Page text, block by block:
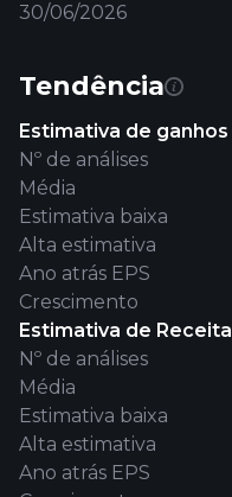
30/06/2026
Tendência
Estimativa de ganhos
Nº de análises
Média
Estimativa baixa
Alta estimativa
Ano atrás EPS
Crescimento
Estimativa de Receita
Nº de análises
Média
Estimativa baixa
Alta estimativa
Ano atrás EPS